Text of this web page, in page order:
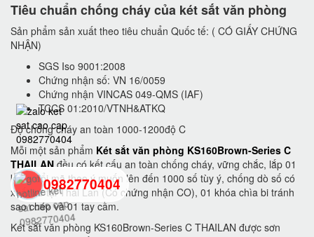
Tiêu chuẩn chống cháy của két sắt văn phòng
Sản phẩm sản xuất theo tiêu chuẩn Quốc tế: ( CÓ GIẤY CHỨNG
NHẬN)
SGS Iso 9001:2008
Chứng nhận số: VN 16/0059
Chứng nhận VINCAS 049-QMS (IAF)
TCCS 01:2010/VTNH&ATKQ
Độ chống cháy an toàn 1000-1200độ C
Mỗi một sản phẩm Két sắt văn phòng KS160Brown-Series C
THAILAN đều có kết cấu an toàn chống cháy, vững chắc, lắp 01
khóa đổi mã theo ý muốn lên đến 1000 số tùy ý, chống dò số có
xuất xứ tại Thái Lan (Có chứng nhận CO), 01 khóa chìa bi tránh
sao chép và 01 tay cầm.
Két sắt văn phòng KS160Brown-Series C THAILAN được sơn
0982770404
back